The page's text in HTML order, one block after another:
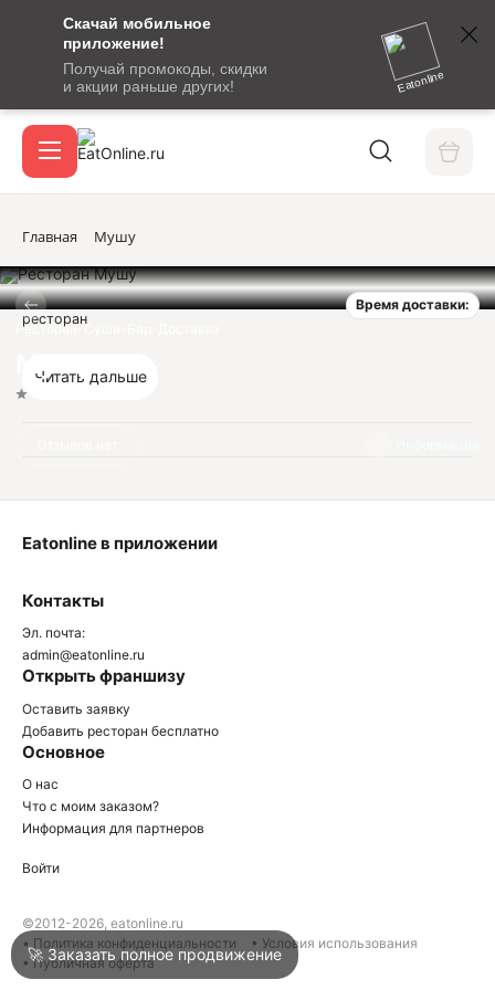
Скачай мобильное
приложение!
Получай промокоды, скидки
и акции раньше других!
Eatonline
сообщение
кодом
подтверждения
Вход / регистрация
Акции
Войти
Написать в техподдержку
Главная Мушу
Время доставки:
Ресторан-Суши-Бар-Доставка
Мушу
ресторан
Читать дальше
Контакты
Эл. почта:
admin@eatonline.ru
Открыть франшизу
Оставить заявку
Добавить ресторан бесплатно
Основное
О нас
Что с моим заказом?
Информация для партнеров
Eatonline в приложении
Войти
©2012-2026, eatonline.ru
• Политика конфиденциальности
• Условия использования
• Публичная оферта
🚀 Заказать полное продвижение